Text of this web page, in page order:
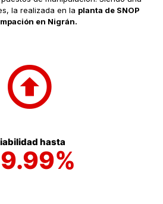
la realizada en la planta de SNOP
en Nigrán.
hasta